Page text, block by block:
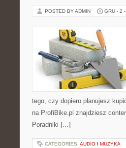
POSTED BY ADMIN GRU - 2
tego, czy dopiero planujesz
na ProfiBike.pl znajdziesz
Poradniki […]
CATEGORIES: AUDIO I MUZYKA